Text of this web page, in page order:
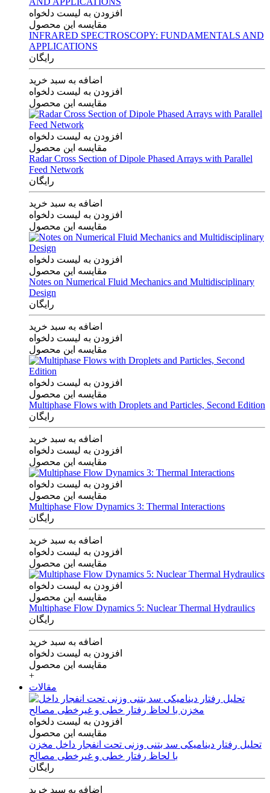
افزودن به لیست دلخواه
مقایسه این محصول
INFRARED SPECTROSCOPY: FUNDAMENTALS AND
APPLICATIONS
رایگان
اضافه به سبد خرید
افزودن به لیست دلخواه
مقایسه این محصول
افزودن به لیست دلخواه
مقایسه این محصول
Radar Cross Section of Dipole Phased Arrays with Parallel
Feed Network
رایگان
اضافه به سبد خرید
افزودن به لیست دلخواه
مقایسه این محصول
افزودن به لیست دلخواه
مقایسه این محصول
Notes on Numerical Fluid Mechanics and Multidisciplinary
Design
رایگان
اضافه به سبد خرید
افزودن به لیست دلخواه
مقایسه این محصول
افزودن به لیست دلخواه
مقایسه این محصول
Multiphase Flows with Droplets and Particles, Second Edition
رایگان
اضافه به سبد خرید
افزودن به لیست دلخواه
مقایسه این محصول
افزودن به لیست دلخواه
مقایسه این محصول
Multiphase Flow Dynamics 3: Thermal Interactions
رایگان
اضافه به سبد خرید
افزودن به لیست دلخواه
مقایسه این محصول
افزودن به لیست دلخواه
مقایسه این محصول
Multiphase Flow Dynamics 5: Nuclear Thermal Hydraulics
رایگان
اضافه به سبد خرید
افزودن به لیست دلخواه
مقایسه این محصول
+
مقالات
افزودن به لیست دلخواه
مقایسه این محصول
تحلیل رفتار دینامیکی سد بتنی وزنی تحت انفجار داخل مخزن
با لحاظ رفتار خطی و غیرخطی مصالح
رایگان
اضافه به سبد خرید